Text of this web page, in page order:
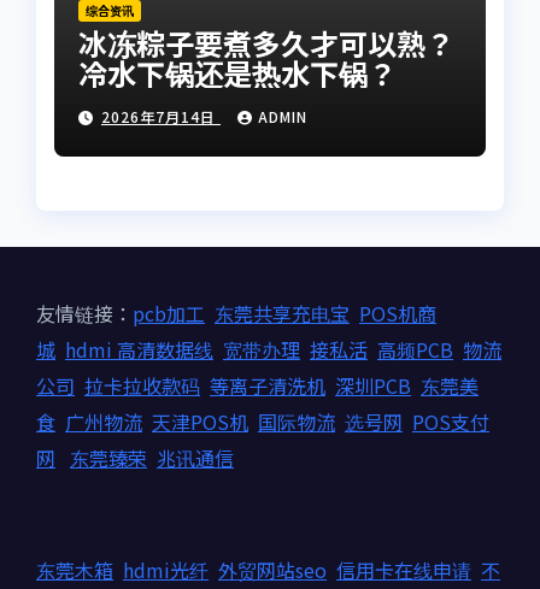
综合资讯
冰冻粽子要煮多久才可以熟？
冷水下锅还是热水下锅？
2026年7月14日 ADMIN
友情链接： pcb加工 东莞共享充电宝 POS机商
城 hdmi 高清数据线 宽带办理 接私活 高频PCB 物流
公司 拉卡拉收款码 等离子清洗机 深圳PCB 东莞美
食 广州物流 天津POS机 国际物流 选号网 POS支付
网 东莞臻荣 兆讯通信
东莞木箱 hdmi光纤 外贸网站seo 信用卡在线申请 不